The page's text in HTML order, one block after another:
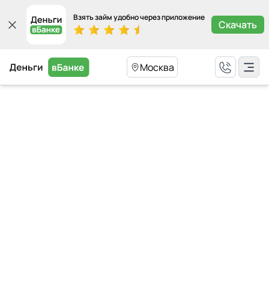
Взять займ удобно через приложение
Скачать
Москва